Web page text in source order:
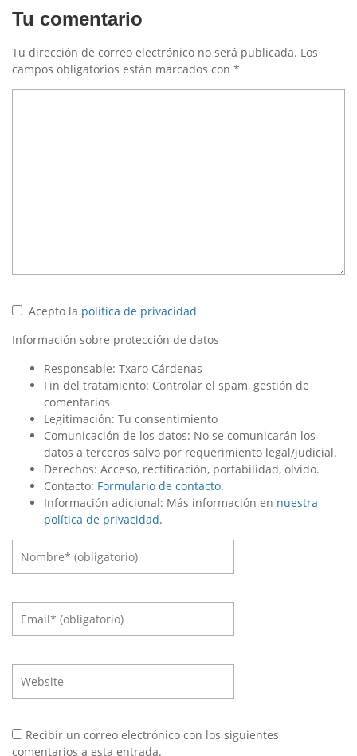
Tu comentario
Tu dirección de correo electrónico no será publicada. Los
campos obligatorios están marcados con *
Acepto la política de privacidad
Información sobre protección de datos
Responsable: Txaro Cárdenas
Fin del tratamiento: Controlar el spam, gestión de
comentarios
Legitimación: Tu consentimiento
Comunicación de los datos: No se comunicarán los
datos a terceros salvo por requerimiento legal/judicial.
Derechos: Acceso, rectificación, portabilidad, olvido.
Contacto: Formulario de contacto.
Información adicional: Más información en nuestra
política de privacidad.
Recibir un correo electrónico con los siguientes
comentarios a esta entrada.